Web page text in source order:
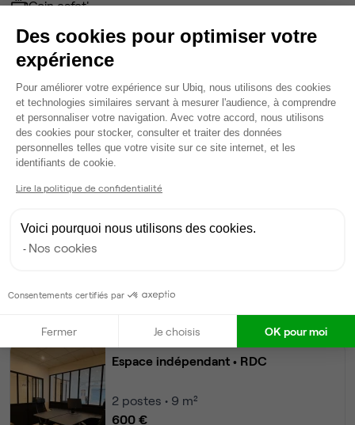
Coin cafet'
Espace d'attente
Wifi
Salle de réunion
Ménage
Tables / chaises
Ma sélection de bureau
Espace indépendant
6postes • 22 m²
Autre bureau de cet espace :
Espace indépendant • RDC
2 postes • 9 m²
600 €
Des cookies pour optimiser votre
expérience
Plateforme de Gestion du
Pour améliorer votre expérience sur Ubiq, nous utilisons des cookies
et technologies similaires servant à mesurer l'audience, à comprendre
et personnaliser votre navigation. Avec votre accord, nous utilisons
des cookies pour stocker, consulter et traiter des données
personnelles telles que votre visite sur ce site internet, et les
identifiants de cookie.
Lire la politique de confidentialité
Voici pourquoi nous utilisons des cookies.
Nos cookies
Consentements certifiés par
Fermer Je choisis OK pour moi